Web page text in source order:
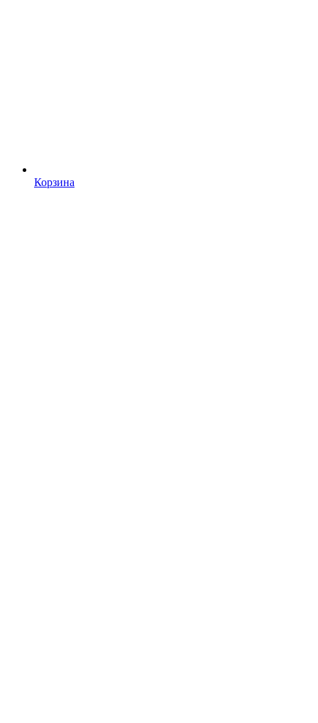
Корзина